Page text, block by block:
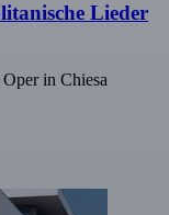
Lieder
in Chiesa